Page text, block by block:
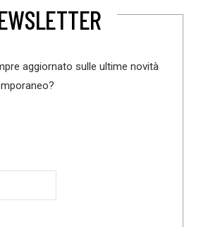
aggiornato sulle ultime novità